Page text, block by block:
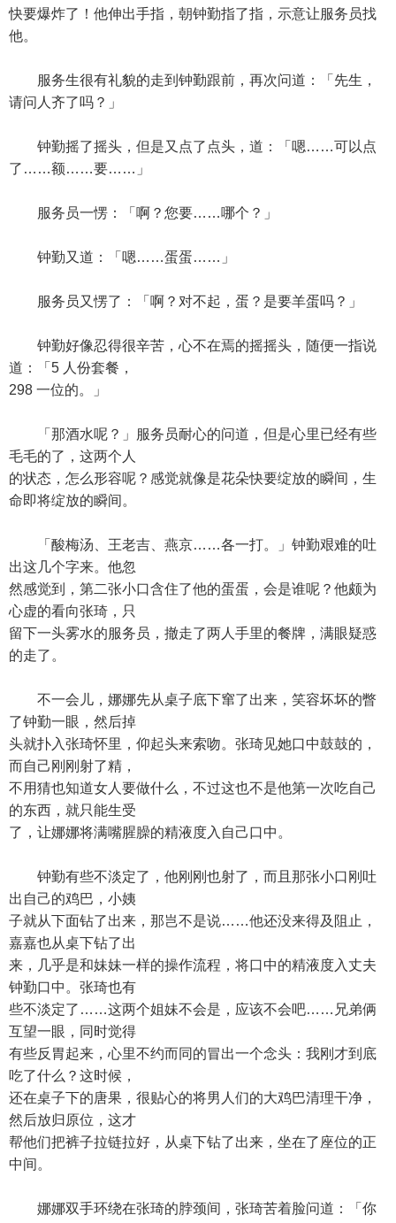
快要爆炸了！他伸出手指，朝钟勤指了指，示意让服务员找
他。
服务生很有礼貌的走到钟勤跟前，再次问道：「先生，
请问人齐了吗？」
钟勤摇了摇头，但是又点了点头，道：「嗯……可以点
了……额……要……」
服务员一愣：「啊？您要……哪个？」
钟勤又道：「嗯……蛋蛋……」
服务员又愣了：「啊？对不起，蛋？是要羊蛋吗？」
钟勤好像忍得很辛苦，心不在焉的摇摇头，随便一指说
道：「5 人份套餐，
298 一位的。」
「那酒水呢？」服务员耐心的问道，但是心里已经有些
毛毛的了，这两个人
的状态，怎么形容呢？感觉就像是花朵快要绽放的瞬间，生
命即将绽放的瞬间。
「酸梅汤、王老吉、燕京……各一打。」钟勤艰难的吐
出这几个字来。他忽
然感觉到，第二张小口含住了他的蛋蛋，会是谁呢？他颇为
心虚的看向张琦，只
留下一头雾水的服务员，撤走了两人手里的餐牌，满眼疑惑
的走了。
不一会儿，娜娜先从桌子底下窜了出来，笑容坏坏的瞥
了钟勤一眼，然后掉
头就扑入张琦怀里，仰起头来索吻。张琦见她口中鼓鼓的，
而自己刚刚射了精，
不用猜也知道女人要做什么，不过这也不是他第一次吃自己
的东西，就只能生受
了，让娜娜将满嘴腥臊的精液度入自己口中。
钟勤有些不淡定了，他刚刚也射了，而且那张小口刚吐
出自己的鸡巴，小姨
子就从下面钻了出来，那岂不是说……他还没来得及阻止，
嘉嘉也从桌下钻了出
来，几乎是和妹妹一样的操作流程，将口中的精液度入丈夫
钟勤口中。张琦也有
些不淡定了……这两个姐妹不会是，应该不会吧……兄弟俩
互望一眼，同时觉得
有些反胃起来，心里不约而同的冒出一个念头：我刚才到底
吃了什么？这时候，
还在桌子下的唐果，很贴心的将男人们的大鸡巴清理干净，
然后放归原位，这才
帮他们把裤子拉链拉好，从桌下钻了出来，坐在了座位的正
中间。
娜娜双手环绕在张琦的脖颈间，张琦苦着脸问道：「你